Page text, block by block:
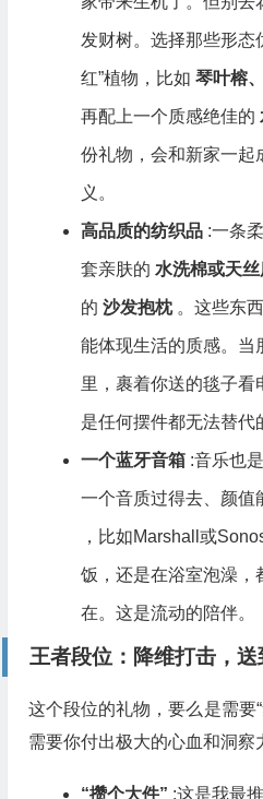
发财树。选择那些形态
红”植物，比如 琴叶榕
再配上一个质感绝佳的
份礼物，会和新家一起
义。
高品质的纺织品 :一条
套亲肤的 水洗棉或天
的 沙发抱枕 。这些东
能体现生活的质感。当
里，裹着你送的毯子看
是任何摆件都无法替代
一个蓝牙音箱 :音乐也
一个音质过得去、颜值
，比如Marshall或
饭，还是在浴室泡澡，
在。这是流动的陪伴。
王者段位：降维打击，
这个段位的礼物，要么是需要
需要你付出极大的心血和洞察
“攒个大件” :这是我最